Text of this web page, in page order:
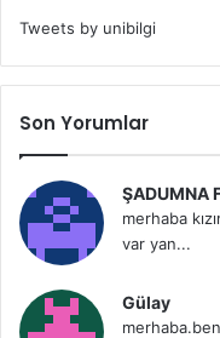
Tweets by unibilgi
Son Yorumlar
ŞADUMNA
merhaba
var yan...
Gülay